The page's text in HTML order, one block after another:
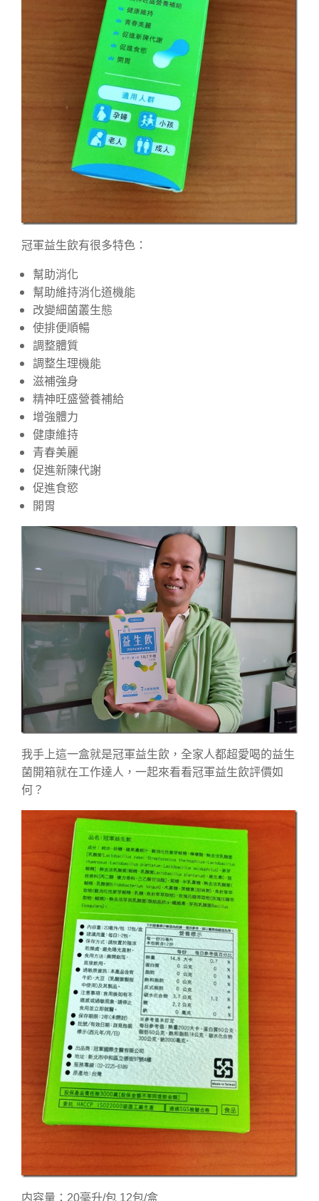
冠軍益生飲有很多特色：
幫助消化
幫助維持消化道機能
改變細菌叢生態
使排便順暢
調整體質
調整生理機能
滋補強身
精神旺盛營養補給
增強體力
健康維持
青春美麗
促進新陳代謝
促進食慾
開胃
我手上這一盒就是冠軍益生飲，全家人都超愛喝的益生
菌開箱就在工作達人，一起來看看冠軍益生飲評價如
何？
内容量：20毫升/包 12包/盒